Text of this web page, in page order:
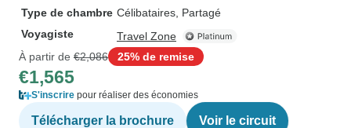
Type de chambre Célibataires, Partagé
Voyagiste
Travel Zone
À partir de €2,086 25% de remise
€1,565
S'inscrire pour réaliser des économies
Télécharger la brochure Voir le circuit